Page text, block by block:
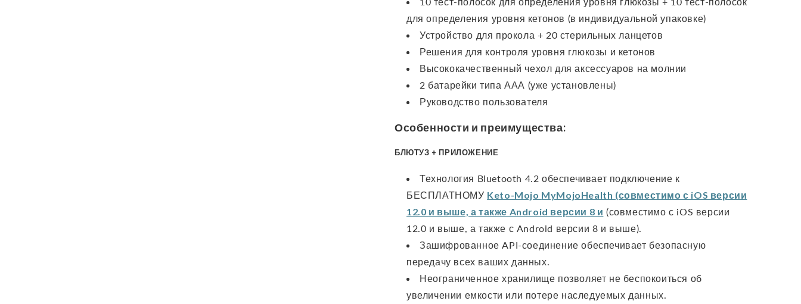
для определения уровня кетонов (в индивидуальной упаковке)
Устройство для прокола + 20 стерильных ланцетов
Решения для контроля уровня глюкозы и кетонов
Высококачественный чехол для аксессуаров на молнии
2 батарейки типа ААА (уже установлены)
Руководство пользователя
Особенности и преимущества:
БЛЮТУЗ + ПРИЛОЖЕНИЕ
Технология Bluetooth 4.2 обеспечивает подключение к
БЕСПЛАТНОМУ Keto-Mojo MyMojoHealth (совместимо с iOS версии
12.0 и выше, а также Android версии 8 и (совместимо с iOS версии
12.0 и выше, а также с Android версии 8 и выше).
Зашифрованное API-соединение обеспечивает безопасную
передачу всех ваших данных.
Неограниченное хранилище позволяет не беспокоиться об
увеличении емкости или потере наследуемых данных.